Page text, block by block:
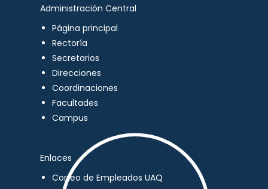
Administración Central
Página principal
Rectoría
Secretarios
Direcciones
Coordinaciones
Facultades
Campus
Enlaces
Correo de Empleados UAQ